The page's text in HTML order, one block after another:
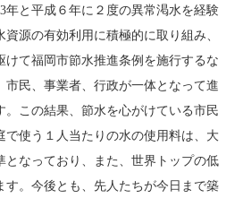
年と平成６年に２度の異常渇水を経験
源の有効利用に積極的に取り組み、
けて福岡市節水推進条例を施行するな
市民、事業者、行政が一体となって進
。この結果、節水を心がけている市民
で使う１人当たりの水の使用料は、大
となっており、また、世界トップの低
す。今後とも、先人たちが今日まで築